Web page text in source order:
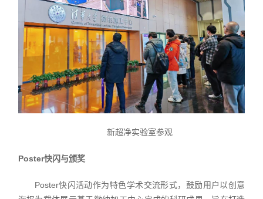
新超净实验室参观
Poster快闪与颁奖
Poster快闪活动作为特色学术交流形式，鼓励用户以创意